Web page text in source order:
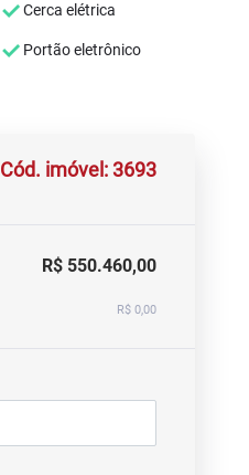
Cerca elétrica
Portão eletrônico
Cód. imóvel: 3693
R$ 550.460,00
R$ 0,00